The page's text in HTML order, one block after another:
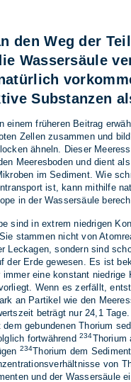
den Weg der
Wassersäule
Substanzen
ei­nem frü­he­ren Bei­trag
Zel­len zu­sam­men und
äh­neln. Die­ser
Mee­res­bo­den und dient
im Se­di­ment. Wie
ist, kann mit­hil­fe
in der Was­ser­säu­le
sind in ex­trem nied­ri­gen
stam­men nicht von
Le­cka­gen, son­dern sind
der Erde ge­we­sen. Es ist
im­mer eine kon­stant nied­ri­ge
Wenn es zer­fällt,
an Par­ti­kel wie den
be­trägt nur 24,1
dem ge­bun­de­nen Tho­ri­um
fort­wäh­rend234Tho­ri­um
234Tho­ri­um dem
von
und der Was­ser­säu­le